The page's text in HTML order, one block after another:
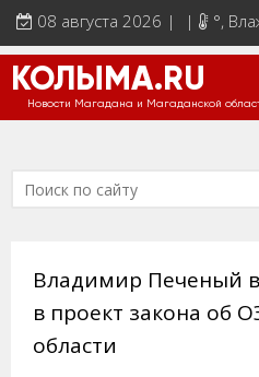
08 августа 2026 | | °,
КОЛЫМА.RU
Новости Магадана и Магаданской
Владимир Печеный
в проект закона об
области